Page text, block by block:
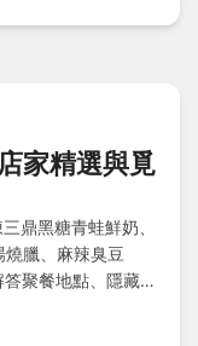
家精選與覓
鼎黑糖青蛙鮮奶、
臘、麻辣臭豆
聚餐地點、隱藏